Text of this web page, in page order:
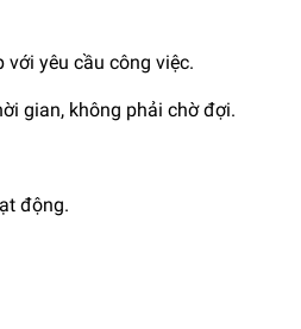
yêu cầu công việc.
gian, không phải chờ đợi.
động.